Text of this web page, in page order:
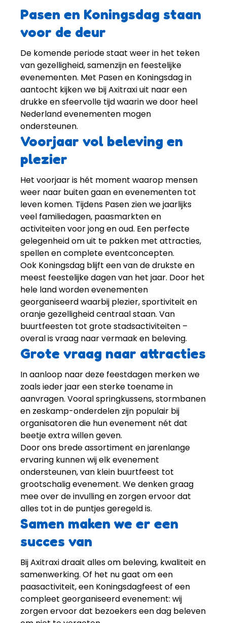
Pasen en Koningsdag staan
voor de deur
De komende periode staat weer in het teken
van gezelligheid, samenzijn en feestelijke
evenementen. Met Pasen en Koningsdag in
aantocht kijken we bij Axitraxi uit naar een
drukke en sfeervolle tijd waarin we door heel
Nederland evenementen mogen
ondersteunen.
Voorjaar vol beleving en
plezier
Het voorjaar is hét moment waarop mensen
weer naar buiten gaan en evenementen tot
leven komen. Tijdens Pasen zien we jaarlijks
veel familiedagen, paasmarkten en
activiteiten voor jong en oud. Een perfecte
gelegenheid om uit te pakken met attracties,
spellenen complete eventconcepten.
Ook Koningsdag blijft een van de drukste en
meest feestelijke dagen van het jaar. Door het
hele land worden evenementen
georganiseerd waarbij plezier, sportiviteit en
oranje gezelligheid centraal staan. Van
buurtfeesten tot grote stadsactiviteiten –
overal is vraag naar vermaak en beleving.
Grote vraag naar attracties
In aanloop naar deze feestdagen merken we
zoals ieder jaar een sterke toename in
aanvragen. Vooralspringkussens,stormbanen
en zeskamp-onderdelen zijn populair bij
organisatoren die hun evenement nét dat
beetje extra willen geven.
Door ons brede assortiment en jarenlange
ervaring kunnen wij elk evenement
ondersteunen, van klein buurtfeest tot
grootschalig evenement. We denken graag
mee over de invulling en zorgen ervoor dat
alles tot in de puntjes geregeld is.
Samen maken we er een
succes van
Bij Axitraxi draait alles om beleving, kwaliteit en
samenwerking. Of het nu gaat om een
paasactiviteit, een Koningsdagfeest of een
compleet georganiseerd evenement: wij
zorgen ervoor dat bezoekers een dag beleven